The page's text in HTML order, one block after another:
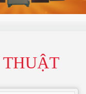
THUẬT